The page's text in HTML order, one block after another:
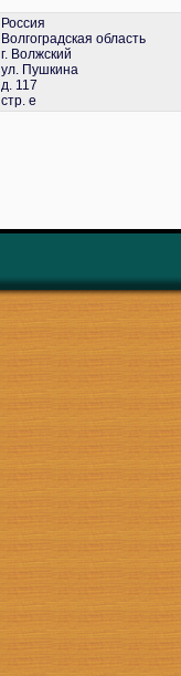
Россия
Волгоградская область
г. Волжский
ул. Пушкина
д. 117
стр. е